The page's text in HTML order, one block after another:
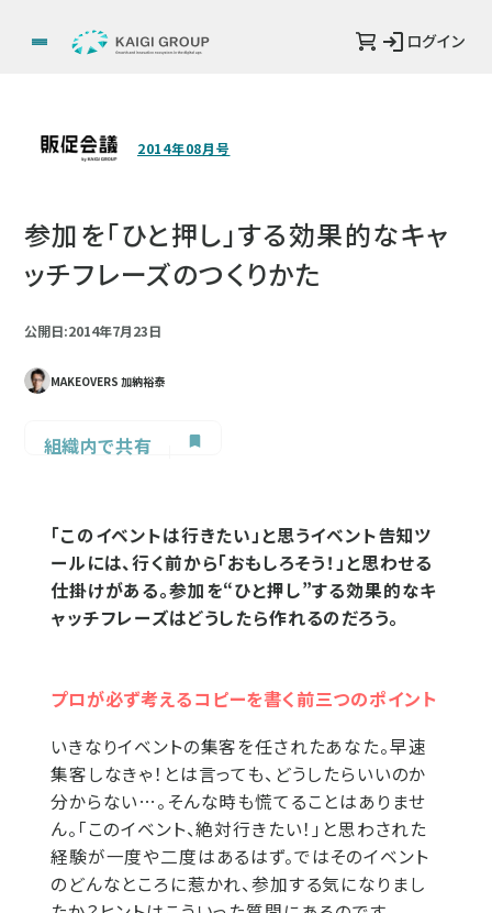
ログイン
2014年08月号
参加を「ひと押し」する効果的なキャ
ッチフレーズのつくりかた
公開日:2014年7月23日
MAKEOVERS 加納裕泰
組織内で共有
「このイベントは行きたい」と思うイベント告知ツ
ールには、行く前から「おもしろそう！」と思わせる
仕掛けがある。参加を“ひと押し”する効果的なキ
ャッチフレーズはどうしたら作れるのだろう。
プロが必ず考えるコピーを書く前三つのポイント
いきなりイベントの集客を任されたあなた。早速
集客しなきゃ！とは言っても、どうしたらいいのか
分からない…。そんな時も慌てることはありませ
ん。「このイベント、絶対行きたい！」と思わされた
経験が一度や二度はあるはず。ではそのイベント
のどんなところに惹かれ、参加する気になりまし